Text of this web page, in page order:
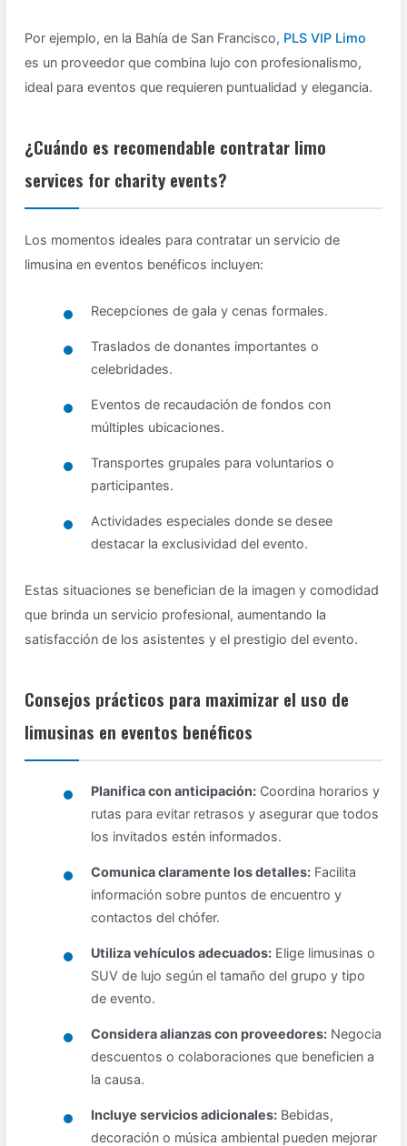
Por ejemplo, en la Bahía de San Francisco, PLS VIP Limo
es un proveedor que combina lujo con profesionalismo,
ideal para eventos que requieren puntualidad y elegancia.
¿Cuándo es recomendable contratar limo
services for charity events?
Los momentos ideales para contratar un servicio de
limusina en eventos benéficos incluyen:
Recepciones de gala y cenas formales.
Traslados de donantes importantes o
celebridades.
Eventos de recaudación de fondos con
múltiples ubicaciones.
Transportes grupales para voluntarios o
participantes.
Actividades especiales donde se desee
destacar la exclusividad del evento.
Estas situaciones se benefician de la imagen y comodidad
que brinda un servicio profesional, aumentando la
satisfacción de los asistentes y el prestigio del evento.
Consejos prácticos para maximizar el uso de
limusinas en eventos benéficos
Planifica con anticipación: Coordina horarios y
rutas para evitar retrasos y asegurar que todos
los invitados estén informados.
Comunica claramente los detalles: Facilita
información sobre puntos de encuentro y
contactos del chófer.
Utiliza vehículos adecuados: Elige limusinas o
SUV de lujo según el tamaño del grupo y tipo
de evento.
Considera alianzas con proveedores: Negocia
descuentos o colaboraciones que beneficien a
la causa.
Incluye servicios adicionales: Bebidas,
decoración o música ambiental pueden mejorar